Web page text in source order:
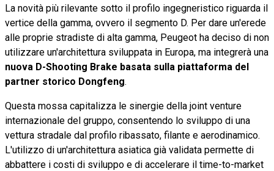
La novità più rilevante sotto il profilo ingegneristico riguarda il
vertice della gamma, ovvero il segmento D. Per dare un'erede
alle proprie stradiste di alta gamma, Peugeot ha deciso di non
utilizzare un'architettura sviluppata in Europa, ma integrerà una
nuova D-Shooting Brake basata sulla piattaforma del
partner storico Dongfeng.
Questa mossa capitalizza le sinergie della joint venture
internazionale del gruppo, consentendo lo sviluppo di una
vettura stradale dal profilo ribassato, filante e aerodinamico.
L'utilizzo di un'architettura asiatica già validata permette di
abbattere i costi di sviluppo e di accelerare il time-to-market